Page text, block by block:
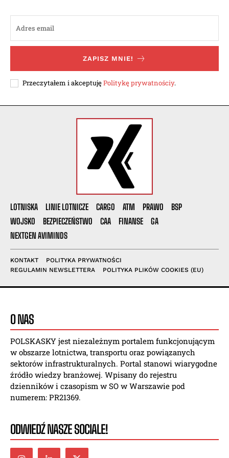
ZAPISZ MNIE!
Przeczytałem i akceptujęPolitykę prywatnościy.
LOTNISKA LINIE LOTNICZE CARGO ATM PRAWO
BSP
WOJSKO
BEZPIECZEŃSTWO CAA FINANSE
GA
NEXTGEN AVIMINDS
KONTAKT
POLITYKA PRYWATNOŚCI
REGULAMIN NEWSLETTERA
POLITYKA PLIKÓW COOKIES (EU)
O NAS
POLSKASKY jest niezależnym portalem funkcjonującym
w obszarze lotnictwa, transportu oraz powiązanych
sektorów infrastrukturalnych. Portal stanowi wiarygodne
źródło wiedzy branżowej. Wpisany do rejestru
dzienników i czasopism w SO w Warszawie pod
numerem: PR21369.
ODWIEDŹ NASZE SOCIALE!